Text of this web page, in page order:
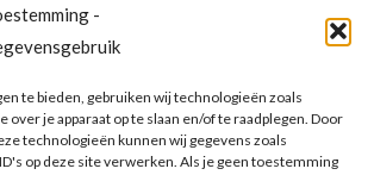
-
te bieden, gebruiken wij technologieën zoals
je apparaat op te slaan en/of te raadplegen. Door
technologieën kunnen wij gegevens zoals
op deze site verwerken. Als je geen toestemming
Mijn Wulks
voor de Wulks nieuwsbrief